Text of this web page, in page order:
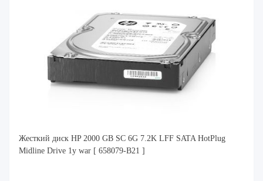
Жесткий диск HP 2000 GB SC 6G 7.2K LFF SATA HotPlug
Midline Drive 1y war [ 658079-B21 ]